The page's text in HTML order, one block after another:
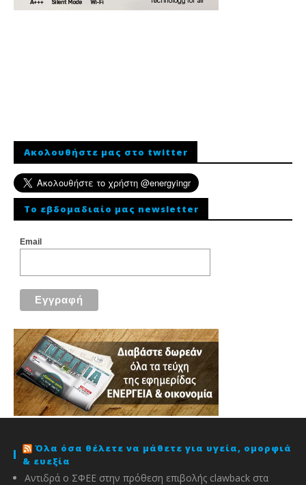
Ακολουθήστε μας στο twitter
To εβδομαδιαίο μας newsletter
Email
Όλα όσα θέλετε να μάθετε για υγεία, ομορφιά
& ευεξία
Αντιδρά ο ΣΦΕΕ στην πρόθεση επιβολής clawback στα